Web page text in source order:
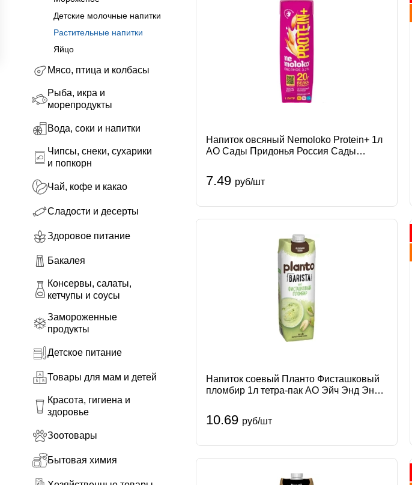
Детские молочные напитки
Растительные напитки
Яйцо
Мясо, птица и колбасы
Рыба, икра и
морепродукты
Вода, соки и напитки
Чипсы, снеки, сухарики
и попкорн
Чай, кофе и какао
Сладости и десерты
Здоровое питание
Бакалея
Консервы, салаты,
кетчупы и соусы
Замороженные
продукты
Детское питание
Товары для мам и детей
Красота, гигиена и
здоровье
Зоотовары
Бытовая химия
Напиток овсяный Nemoloko Protein+ 1л
АО Сады Придонья Россия Сады
7.49 руб/шт
Напиток соевый Планто Фисташковый
пломбир 1л тетра-пак АО Эйч Энд Эн
10.69 руб/шт